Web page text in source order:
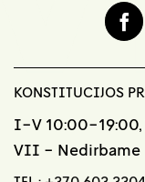
KONSTITUCIJOS
I-V 10:00-19:00,
VII - Nedirbame